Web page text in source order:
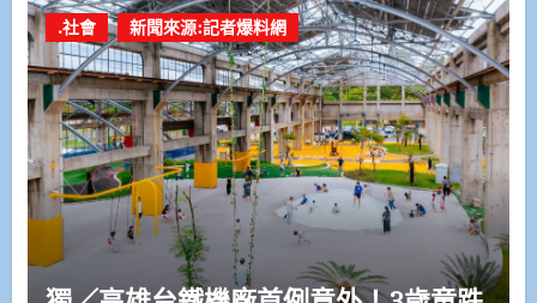
.社會 新聞來源:記者爆料網